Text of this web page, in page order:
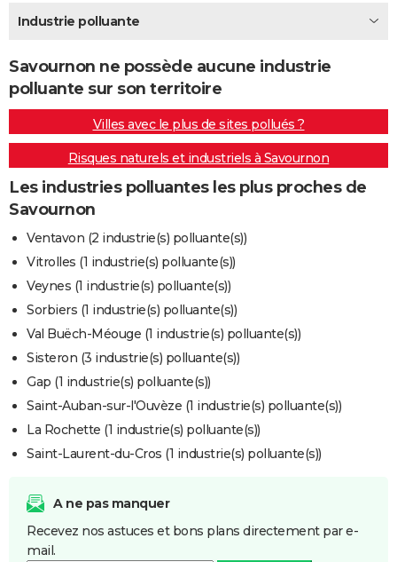
Destinations
City break
Voyage nature
Voyage de noces
Forum
Climat
+PHOTO
GUIDES D'ACHAT
BONS PLANS
CARTE DE VOEUX
Carte de Noël
Carte Bonne année
Carte Saint-Valentin
Carte Pâques
Carte d'anniversaire
DICTIONNAIRE
Dictionnaire
Biographies
Citations
Expressions
Proverbes
PROGRAMME TV
COPAINS D'AVANT
S'inscrire
Se connecter
Lycées
Collèges
Primaires
Universités
Entreprises
Service militaire
Avis de recherche
AVIS DE DÉCÈS
FORUM
Bricolage
Lifestyle
Culture
Sport
Auto
Television
Voyage
Cinema
Industrie polluante
Savournon ne possède aucune industrie
polluante sur son territoire
Villes avec le plus de sites pollués ?
Risques naturels et industriels à Savournon
Les industries polluantes les plus proches de
Savournon
Ventavon (2 industrie(s) polluante(s))
Vitrolles (1 industrie(s) polluante(s))
Veynes (1 industrie(s) polluante(s))
Sorbiers (1 industrie(s) polluante(s))
Val Buëch-Méouge (1 industrie(s) polluante(s))
Sisteron (3 industrie(s) polluante(s))
Gap (1 industrie(s) polluante(s))
Saint-Auban-sur-l'Ouvèze (1 industrie(s) polluante(s))
La Rochette (1 industrie(s) polluante(s))
Saint-Laurent-du-Cros (1 industrie(s) polluante(s))
A ne pas manquer
Recevez nos astuces et bons plans directement par e-
mail.